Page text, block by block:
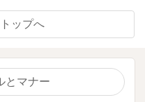
事時間を楽しんでいらっ
で、お子さんの『食べる
ップへ
とマナー